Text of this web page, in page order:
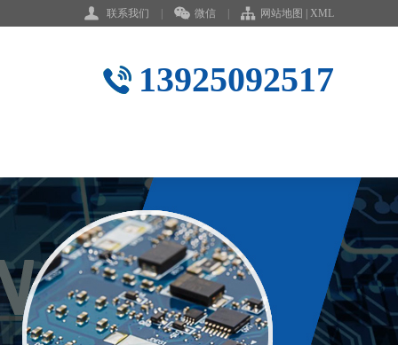
联系我们 微信 网站地图 XML
13925092517